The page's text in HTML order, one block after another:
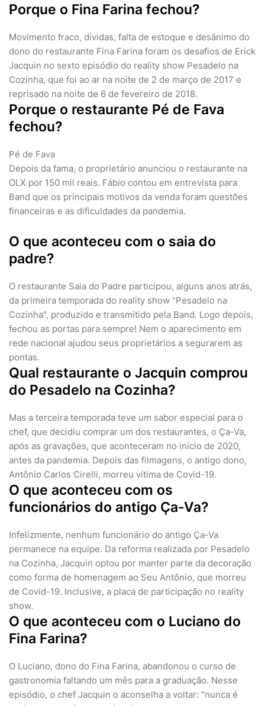
Porque o Fina Farina fechou?
Movimento fraco, dívidas, falta de estoque e desânimo do
dono do restaurante Fina Farina foram os desafios de Erick
Jacquin no sexto episódio do reality show Pesadelo na
Cozinha, que foi ao ar na noite de 2 de março de 2017 e
reprisado na noite de 6 de fevereiro de 2018.
Porque o restaurante Pé de Fava
fechou?
Pé de Fava
Depois da fama, o proprietário anunciou o restaurante na
OLX por 150 mil reais. Fábio contou em entrevista para
Band que os principais motivos da venda foram questões
financeiras e as dificuldades da pandemia.
O que aconteceu com o saia do
padre?
O restaurante Saia do Padre participou, alguns anos atrás,
da primeira temporada do reality show "Pesadelo na
Cozinha", produzido e transmitido pela Band. Logo depois,
fechou as portas para sempre! Nem o aparecimento em
rede nacional ajudou seus proprietários a segurarem as
pontas.
Qual restaurante o Jacquin comprou
do Pesadelo na Cozinha?
Mas a terceira temporada teve um sabor especial para o
chef, que decidiu comprar um dos restaurantes, o Ça-Va,
após as gravações, que aconteceram no início de 2020,
antes da pandemia. Depois das filmagens, o antigo dono,
Antônio Carlos Cirelli, morreu vítima de Covid-19.
O que aconteceu com os
funcionários do antigo Ça-Va?
Infelizmente, nenhum funcionário do antigo Ça-Va
permanece na equipe. Da reforma realizada por Pesadelo
na Cozinha, Jacquin optou por manter parte da decoração
como forma de homenagem ao Seu Antônio, que morreu
de Covid-19. Inclusive, a placa de participação no reality
show.
O que aconteceu com o Luciano do
Fina Farina?
O Luciano, dono do Fina Farina, abandonou o curso de
gastronomia faltando um mês para a graduação. Nesse
episódio, o chef Jacquin o aconselha a voltar: "nunca é